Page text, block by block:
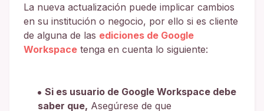
La nueva actualización puede implicar cambios
en su institución o negocio, por ello si es cliente
de alguna de las ediciones de Google
Workspace tenga en cuenta lo siguiente:
Si es usuario de Google Workspace debe
saber que, Asegúrese de que